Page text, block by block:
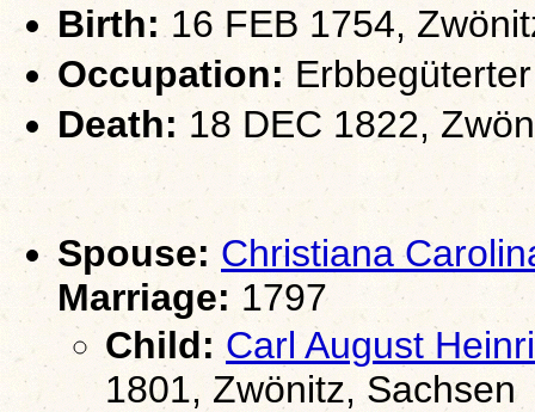
Birth: 16 FEB 1754,
Occupation: Erbbegüterter
Death: 18 DEC 1822,
Spouse: Christiana
Marriage: 1797
Child: Carl August
1801, Zwönitz, Sachsen